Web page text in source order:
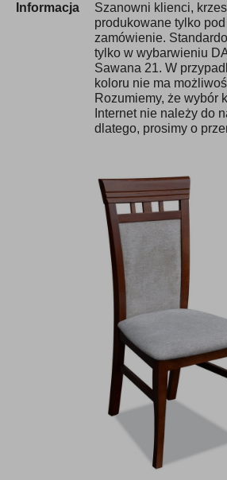
Informacja
Szanowni klienci,
produkowane tylko
zamówienie.
tylko w wybarwieniu
Sawana 21. W
koloru nie ma
Rozumiemy, że wybór
Internet nie należy do
dlatego, prosimy o